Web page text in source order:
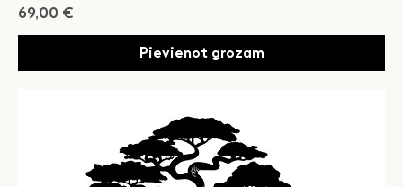
Cena
69,00 €
Pievienot grozam